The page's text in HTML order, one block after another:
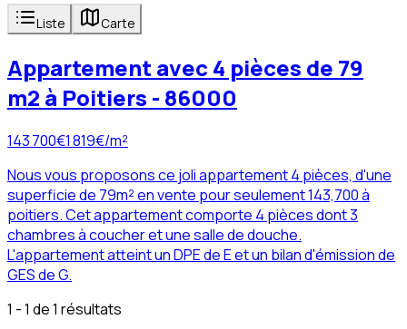
Liste Carte
Appartement avec 4 pièces de 79
m2 à Poitiers - 86000
143 700€1 819€/m²
Nous vous proposons ce joli appartement 4 pièces, d'une
superficie de 79m² en vente pour seulement 143,700 à
poitiers. Cet appartement comporte 4 pièces dont 3
chambres à coucher et une salle de douche.
L'appartement atteint un DPE de E et un bilan d'émission de
GES de G.
1 - 1 de 1 résultats